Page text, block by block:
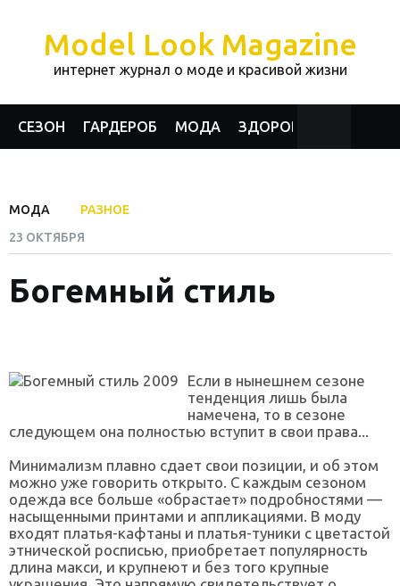
Model Look Magazine
интернет журнал о моде и красивой жизни
СЕЗОН ГАРДЕРОБ МОДА ЗДОРОВЬЕ И КРАСОТА
МОДА
РАЗНОЕ
23 ОКТЯБРЯ
Богемный стиль
Если в нынешнем сезоне
тенденция лишь была
намечена, то в сезоне
следующем она полностью вступит в свои права...
Минимализм плавно сдает свои позиции, и об этом
можно уже говорить открыто. С каждым сезоном
одежда все больше «обрастает» подробностями —
насыщенными принтами и аппликациями. В моду
входят платья-кафтаны и платья-туники с цветастой
этнической росписью, приобретает популярность
длина макси, и крупнеют и без того крупные